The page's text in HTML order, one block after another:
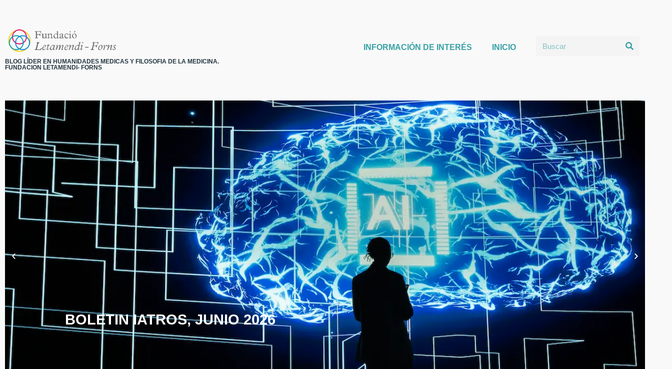
BLOG LÍDER EN HUMANIDADES MEDICAS Y FILOSOFIA DE LA MEDICINA.
FUNDACION LETAMENDI- FORNS
INFORMACIÓN DE INTERÉS INICIO
BOLETIN IATROS, JUNIO 2026